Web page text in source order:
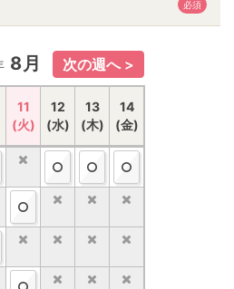
必須
8月
11
(火)
12
(水)
13
(木)
14
(金)
8月
18
(火)
19
(水)
20
(木)
21
(金)